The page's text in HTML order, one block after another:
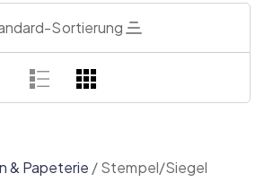
Sortierung
& Papeterie /Stempel/Siegel